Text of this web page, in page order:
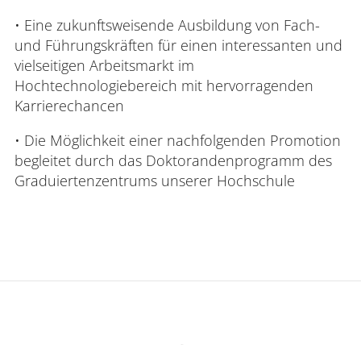
• Eine zukunftsweisende Ausbildung von Fach-
und Führungskräften für einen interessanten und
vielseitigen Arbeitsmarkt im
Hochtechnologiebereich mit hervorragenden
Karrierechancen
• Die Möglichkeit einer nachfolgenden Promotion
begleitet durch das Doktorandenprogramm des
Graduiertenzentrums unserer Hochschule